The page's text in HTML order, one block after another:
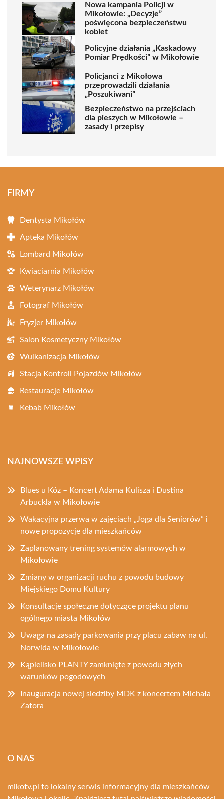
Nowa kampania Policji w
Mikołowie: „Decyzje”
poświęcona bezpieczeństwu
kobiet
Policyjne działania „Kaskadowy
Pomiar Prędkości” w Mikołowie
Policjanci z Mikołowa
przeprowadzili działania
„Poszukiwani”
Bezpieczeństwo na przejściach
dla pieszych w Mikołowie –
zasady i przepisy
FIRMY
Dentysta Mikołów
Apteka Mikołów
Lombard Mikołów
Kwiaciarnia Mikołów
Weterynarz Mikołów
Fotograf Mikołów
Fryzjer Mikołów
Salon Kosmetyczny Mikołów
Wulkanizacja Mikołów
Stacja Kontroli Pojazdów Mikołów
Restauracje Mikołów
Kebab Mikołów
NAJNOWSZE WPISY
Blues u Kóz – Koncert Adama Kulisza i Dustina
Arbuckla w Mikołowie
Wakacyjna przerwa w zajęciach „Joga dla Seniorów” i
nowe propozycje dla mieszkańców
Zaplanowany trening systemów alarmowych w
Mikołowie
Zmiany w organizacji ruchu z powodu budowy
Miejskiego Domu Kultury
Konsultacje społeczne dotyczące projektu planu
ogólnego miasta Mikołów
Uwaga na zasady parkowania przy placu zabaw na ul.
Norwida w Mikołowie
Kąpielisko PLANTY zamknięte z powodu złych
warunków pogodowych
Inauguracja nowej siedziby MDK z koncertem Michała
Zatora
O NAS
mikotv.pl to lokalny serwis informacyjny dla mieszkańców